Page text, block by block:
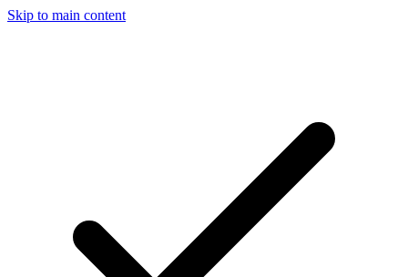
Skip to main content